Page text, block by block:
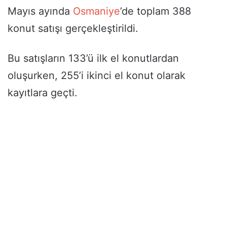
Mayıs ayında Osmaniye’de toplam 388
konut satışı gerçekleştirildi.
Bu satışların 133’ü ilk el konutlardan
oluşurken, 255’i ikinci el konut olarak
kayıtlara geçti.